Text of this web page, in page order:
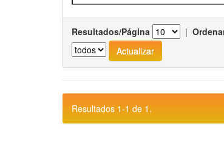
Resultados/Página |
Resultados 1-1 de 1.